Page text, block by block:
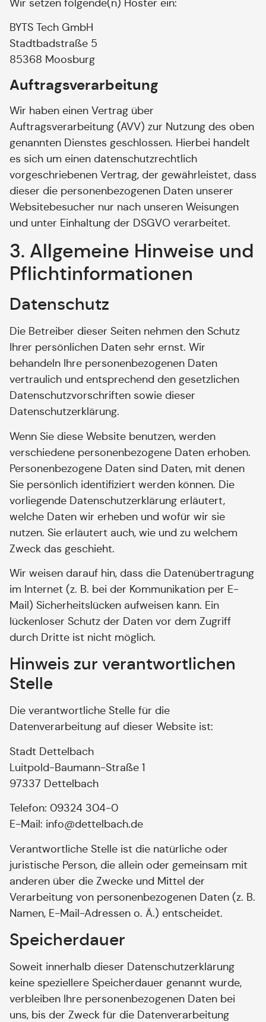
Wir setzen folgende(n) Hoster ein:
BYTS Tech GmbH
Stadtbadstraße 5
85368 Moosburg
Auftragsverarbeitung
Wir haben einen Vertrag über
Auftragsverarbeitung (AVV) zur Nutzung des oben
genannten Dienstes geschlossen. Hierbei handelt
es sich um einen datenschutzrechtlich
vorgeschriebenen Vertrag, der gewährleistet, dass
dieser die personenbezogenen Daten unserer
Websitebesucher nur nach unseren Weisungen
und unter Einhaltung der DSGVO verarbeitet.
3. Allgemeine Hinweise und
Pflicht­informationen
Datenschutz
Die Betreiber dieser Seiten nehmen den Schutz
Ihrer persönlichen Daten sehr ernst. Wir
behandeln Ihre personenbezogenen Daten
vertraulich und entsprechend den gesetzlichen
Datenschutzvorschriften sowie dieser
Datenschutzerklärung.
Wenn Sie diese Website benutzen, werden
verschiedene personenbezogene Daten erhoben.
Personenbezogene Daten sind Daten, mit denen
Sie persönlich identifiziert werden können. Die
vorliegende Datenschutzerklärung erläutert,
welche Daten wir erheben und wofür wir sie
nutzen. Sie erläutert auch, wie und zu welchem
Zweck das geschieht.
Wir weisen darauf hin, dass die Datenübertragung
im Internet (z. B. bei der Kommunikation per E-
Mail) Sicherheitslücken aufweisen kann. Ein
lückenloser Schutz der Daten vor dem Zugriff
durch Dritte ist nicht möglich.
Hinweis zur verantwortlichen
Stelle
Die verantwortliche Stelle für die
Datenverarbeitung auf dieser Website ist:
Stadt Dettelbach
Luitpold-Baumann-Straße 1
97337 Dettelbach
Telefon: 09324 304-0
E-Mail: info@dettelbach.de
Verantwortliche Stelle ist die natürliche oder
juristische Person, die allein oder gemeinsam mit
anderen über die Zwecke und Mittel der
Verarbeitung von personenbezogenen Daten (z. B.
Namen, E-Mail-Adressen o. Ä.) entscheidet.
Speicherdauer
Soweit innerhalb dieser Datenschutzerklärung
keine speziellere Speicherdauer genannt wurde,
verbleiben Ihre personenbezogenen Daten bei
uns, bis der Zweck für die Datenverarbeitung